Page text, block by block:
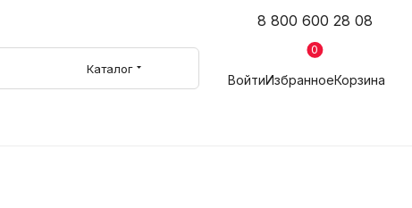
8 800 600 28 08
Каталог
ВойтиИзбранное
0
Корзина